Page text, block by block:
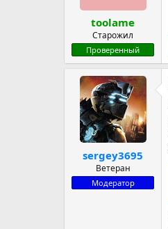
toolame
Старожил
Проверенный
sergey3695
Ветеран
Модератор